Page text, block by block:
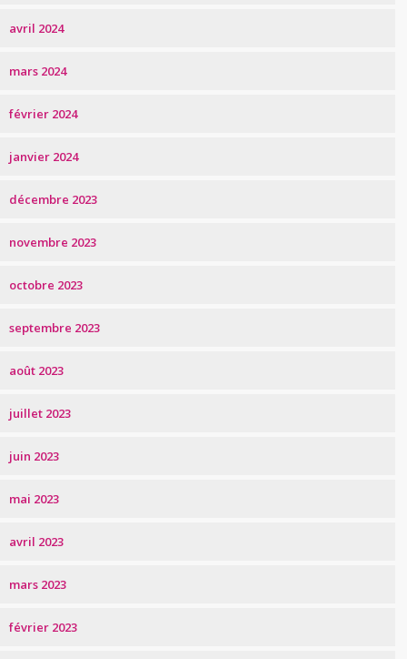
avril 2024
mars 2024
février 2024
janvier 2024
décembre 2023
novembre 2023
octobre 2023
septembre 2023
août 2023
juillet 2023
juin 2023
mai 2023
avril 2023
mars 2023
février 2023